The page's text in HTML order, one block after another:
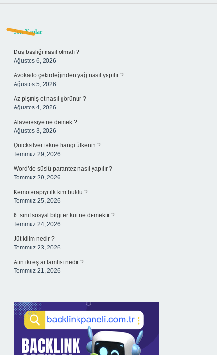
Sidebar
Son Yazılar
Duş başlığı nasıl olmalı ?
Ağustos 6, 2026
Avokado çekirdeğinden yağ nasıl yapılır ?
Ağustos 5, 2026
Az pişmiş et nasıl görünür ?
Ağustos 4, 2026
Alaveresiye ne demek ?
Ağustos 3, 2026
Quicksilver tekne hangi ülkenin ?
Temmuz 29, 2026
Word’de süslü parantez nasıl yapılır ?
Temmuz 29, 2026
Kemoterapiyi ilk kim buldu ?
Temmuz 25, 2026
6. sınıf sosyal bilgiler kut ne demektir ?
Temmuz 24, 2026
Jüt kilim nedir ?
Temmuz 23, 2026
Atın iki eş anlamlısı nedir ?
Temmuz 21, 2026